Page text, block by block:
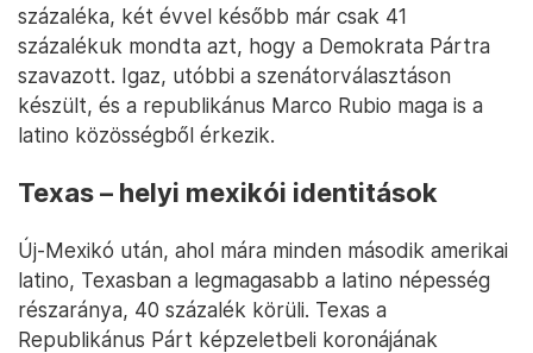
százaléka, két évvel később már csak 41
százalékuk mondta azt, hogy a Demokrata Pártra
szavazott. Igaz, utóbbi a szenátorválasztáson
készült, és a republikánus Marco Rubio maga is a
latino közösségből érkezik.
Texas – helyi mexikói identitások
Új-Mexikó után, ahol mára minden második amerikai
latino, Texasban a legmagasabb a latino népesség
részaránya, 40 százalék körüli. Texas a
Republikánus Párt képzeletbeli koronájának